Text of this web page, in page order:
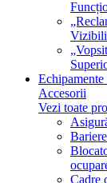
Accesorii
Vezi toate
Cadre